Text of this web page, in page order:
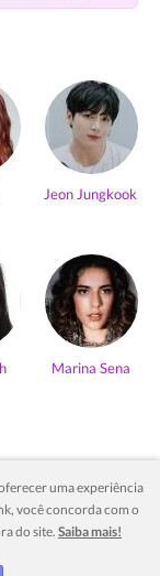
Jeon Jungkook
Marina Sena
uma experiência
você concorda com o
do site. Saiba mais!